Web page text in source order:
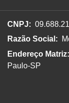
CNPJ:
Razão Social:
Endereço Matriz:
Paulo-SP